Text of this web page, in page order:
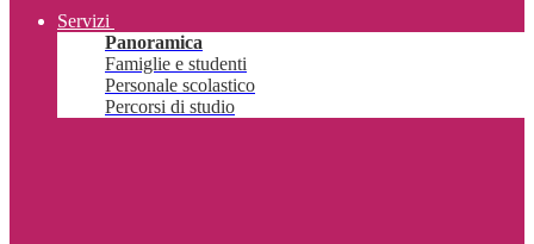
Servizi
Panoramica
Famiglie e studenti
Personale scolastico
Percorsi di studio